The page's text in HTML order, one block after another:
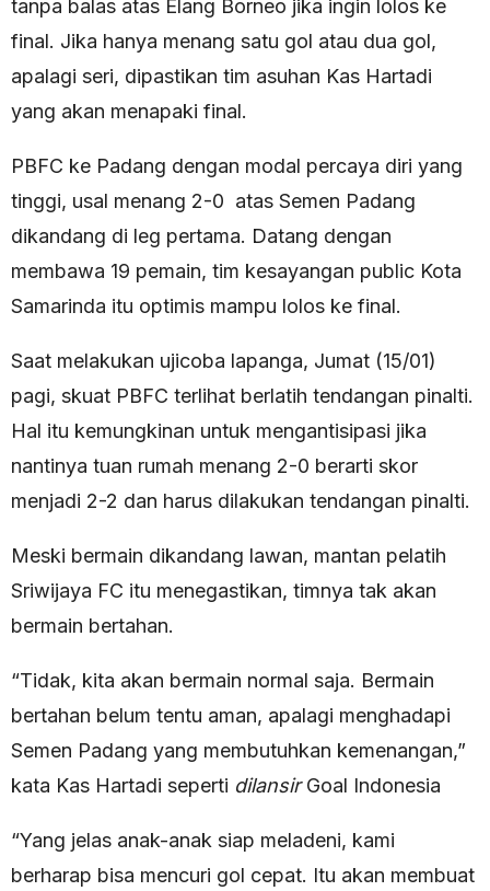
tanpa balas atas Elang Borneo jika ingin lolos ke
final. Jika hanya menang satu gol atau dua gol,
apalagi seri, dipastikan tim asuhan Kas Hartadi
yang akan menapaki final.
PBFC ke Padang dengan modal percaya diri yang
tinggi, usal menang 2-0 atas Semen Padang
dikandang di leg pertama. Datang dengan
membawa 19 pemain, tim kesayangan public Kota
Samarinda itu optimis mampu lolos ke final.
Saat melakukan ujicoba lapanga, Jumat (15/01)
pagi, skuat PBFC terlihat berlatih tendangan pinalti.
Hal itu kemungkinan untuk mengantisipasi jika
nantinya tuan rumah menang 2-0 berarti skor
menjadi 2-2 dan harus dilakukan tendangan pinalti.
Meski bermain dikandang lawan, mantan pelatih
Sriwijaya FC itu menegastikan, timnya tak akan
bermain bertahan.
“Tidak, kita akan bermain normal saja. Bermain
bertahan belum tentu aman, apalagi menghadapi
Semen Padang yang membutuhkan kemenangan,”
kata Kas Hartadi seperti dilansirGoal Indonesia
“Yang jelas anak-anak siap meladeni, kami
berharap bisa mencuri gol cepat. Itu akan membuat